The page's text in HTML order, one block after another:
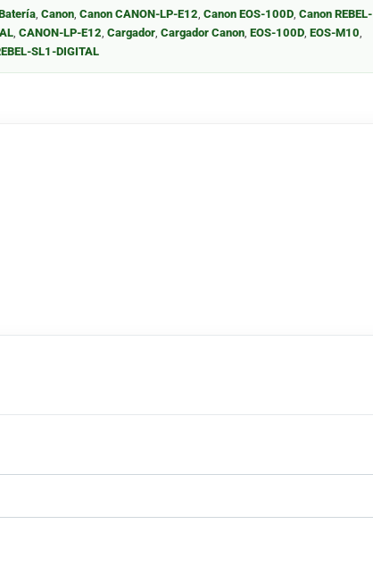
,Canon,Canon CANON-LP-E12,Canon EOS-100D,Canon REBEL-
,CANON-LP-E12,Cargador,Cargador Canon,EOS-100D,EOS-M10,
SL1-DIGITAL